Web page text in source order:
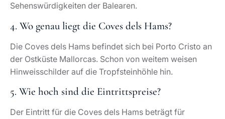
Sehenswürdigkeiten der Balearen.
4. Wo genau liegt die Coves dels Hams?
Die Coves dels Hams befindet sich bei Porto Cristo an
der Ostküste Mallorcas. Schon von weitem weisen
Hinweisschilder auf die Tropfsteinhöhle hin.
5. Wie hoch sind die Eintrittspreise?
Der Eintritt für die Coves dels Hams beträgt für